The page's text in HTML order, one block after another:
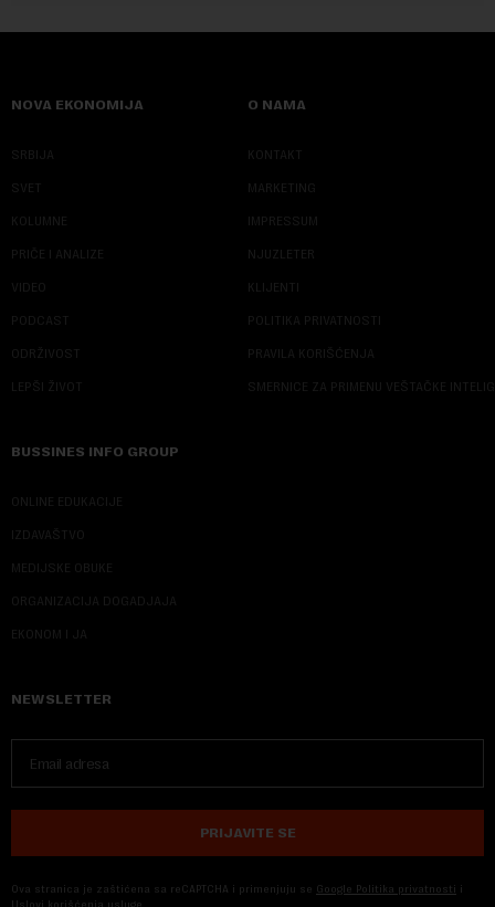
NOVA EKONOMIJA
SRBIJA
SVET
KOLUMNE
PRIČE I ANALIZE
VIDEO
PODCAST
ODRŽIVOST
LEPŠI ŽIVOT
O NAMA
KONTAKT
MARKETING
IMPRESSUM
NJUZLETER
KLIJENTI
POLITIKA PRIVATNOSTI
PRAVILA KORIŠĆENJA
SMERNICE ZA PRIMENU VEŠTAČKE
BUSSINES INFO GROUP
ONLINE EDUKACIJE
IZDAVAŠTVO
MEDIJSKE OBUKE
ORGANIZACIJA DOGADJAJA
EKONOM I JA
NEWSLETTER
PRIJAVITE SE
Ova stranica je zaštićena sa reCAPTCHA i primenjuju se Google Politika privatnosti i
Uslovi korišćenja usluge